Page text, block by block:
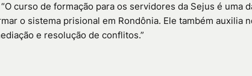
curso de formação para os servidores da Sejus é uma
o sistema prisional em Rondônia. Ele também auxilia
e resolução de conflitos.”